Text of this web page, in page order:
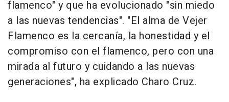
flamenco" y que ha evolucionado "sin miedo
a las nuevas tendencias". "El alma de Vejer
Flamenco es la cercanía, la honestidad y el
compromiso con el flamenco, pero con una
mirada al futuro y cuidando a las nuevas
generaciones", ha explicado Charo Cruz.